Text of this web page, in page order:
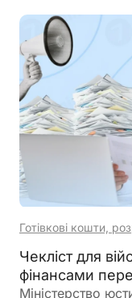
Готівкові кошти,
Чекліст для
фінансами
Міністерство